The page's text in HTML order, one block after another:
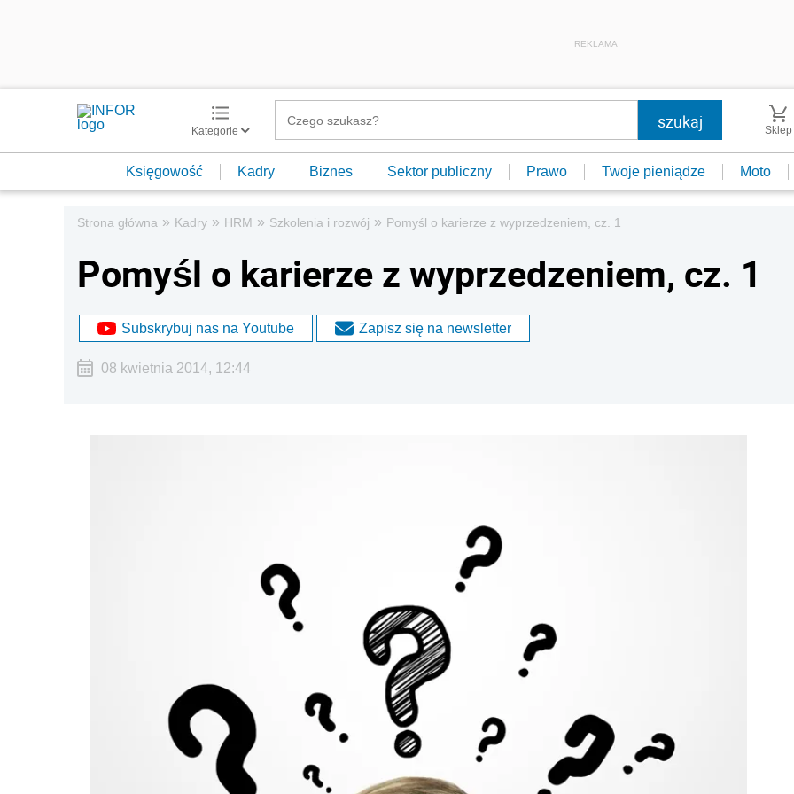
REKLAMA
Kategorie Sklep
Księgowość Kadry Biznes Sektor publiczny Prawo Twoje pieniądze Moto
Strona główna » Kadry » HRM » Szkolenia i rozwój » Pomyśl o karierze z wyprzedzeniem, cz. 1
Pomyśl o karierze z wyprzedzeniem, cz. 1
Subskrybuj nas na Youtube Zapisz się na newsletter
08 kwietnia 2014, 12:44